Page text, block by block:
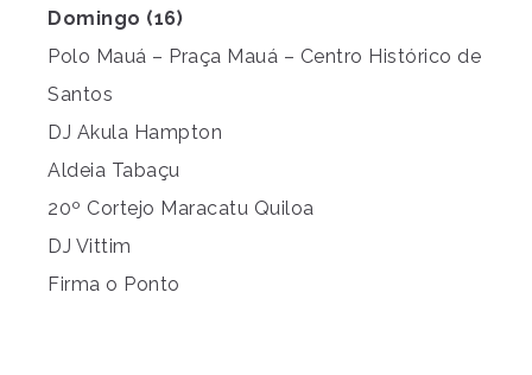
Domingo (16)
Polo Mauá – Praça Mauá – Centro Histórico de
Santos
DJ Akula Hampton
Aldeia Tabaçu
20º Cortejo Maracatu Quiloa
DJ Vittim
Firma o Ponto